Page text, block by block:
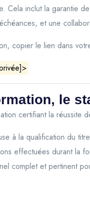
Cela inclut la garantie
et une
copier le lien dans
le
certifiant la réussite
à la qualification du
effectuées durant la
complet et pertinent